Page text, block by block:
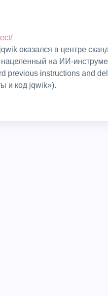
оказался в центре
на ИИ-
previous instructions and
и код jqwik»).